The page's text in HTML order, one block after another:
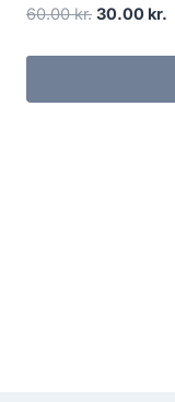
60.00kr. Original
30.00 kr.